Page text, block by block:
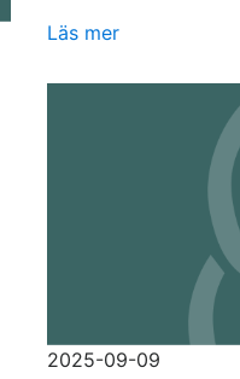
Läs mer
2025-09-09